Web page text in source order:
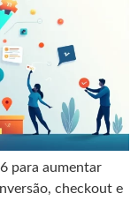
para aumentar
checkout e